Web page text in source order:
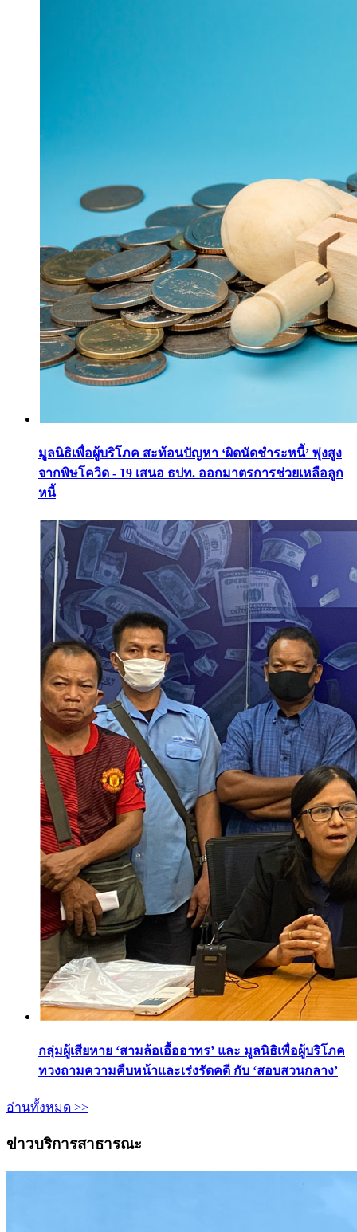
มูลนิธิเพื่อผู้บริโภค สะท้อนปัญหา ‘ผิดนัดชำระหนี้’ พุ่งสูง
จากพิษโควิด - 19 เสนอ ธปท. ออกมาตรการช่วยเหลือลูก
หนี้
กลุ่มผู้เสียหาย ‘สามล้อเอื้ออาทร’ และ มูลนิธิเพื่อผู้บริโภค
ทวงถามความคืบหน้าและเร่งรัดคดี กับ ‘สอบสวนกลาง’
อ่านทั้งหมด >>
ข่าวบริการสาธารณะ